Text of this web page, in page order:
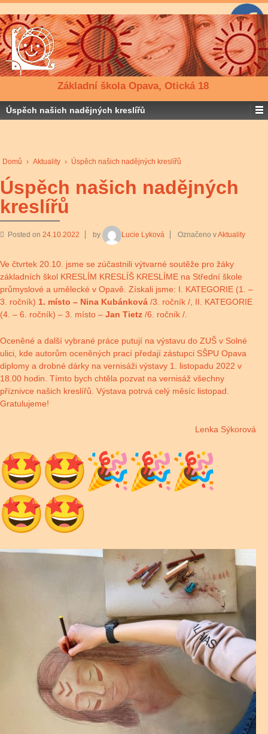
Základní škola Opava, Otická 18
Úspěch našich nadějných kreslířů
Domů › Aktuality › Úspěch našich nadějných kreslířů
Úspěch našich nadějných
kreslířů
Posted on 24.10.2022 by Lucie Lyková Označeno vAktuality
Ve čtvrtek 20.10. jsme se zúčastnili výtvarné soutěže pro žáky
základních škol KRESLÍM KRESLÍŠ KRESLÍME na Střední škole
průmyslové a umělecké v Opavě. Získali jsme: I. KATEGORIE (1. –
3. ročník) 1. místo – Nina Kubánková /3. ročník /, II. KATEGORIE
(4. – 6. ročník) – 3. místo – Jan Tietz /6. ročník /.
Oceněné a další vybrané práce putují na výstavu do ZUŠ v Solné
ulici, kde autorům oceněných prací předají zástupci SŠPU Opava
diplomy a drobné dárky na vernisáži výstavy 1. listopadu 2022 v
18.00 hodin. Tímto bych chtěla pozvat na vernisáž všechny
příznivce našich kreslířů. Výstava potrvá celý měsíc listopad.
Gratulujeme!
Lenka Sýkorová